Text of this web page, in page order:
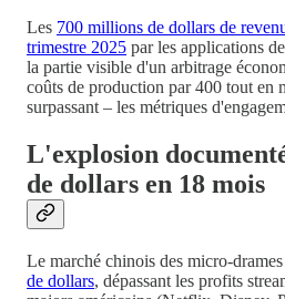
Les 700 millions de dollars de
trimestre 2025 par les applications
la partie visible d'un arbitrage
coûts de production par 400 tout en
surpassant – les métriques
L'explosion
de dollars en 18 mois
Le marché chinois des micro-drames
de dollars, dépassant les profits